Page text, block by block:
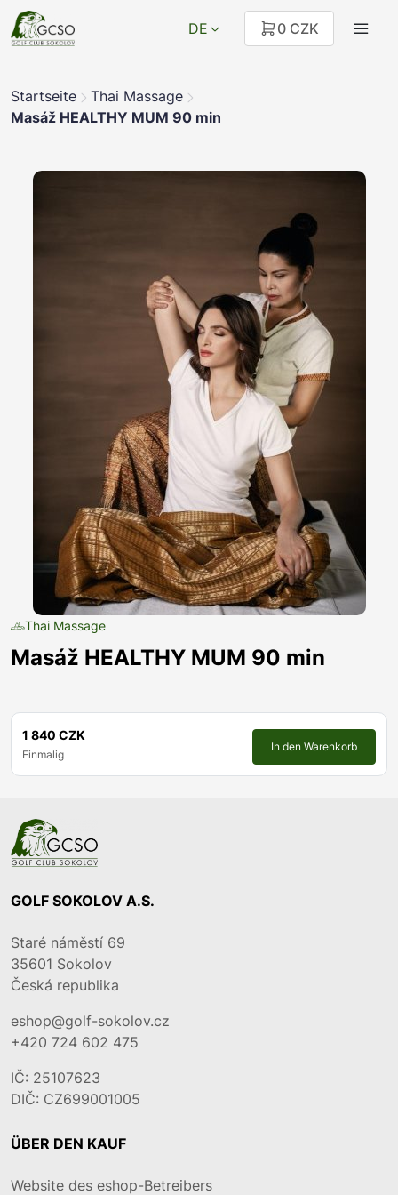
DE 0 CZK
Startseite
Thai Massage
Masáž HEALTHY MUM 90 min
Thai Massage
Masáž HEALTHY MUM 90 min
1 840 CZK
Einmalig
In den Warenkorb
GOLF SOKOLOV A.S.
Staré náměstí 69
35601 Sokolov
Česká republika
eshop@golf-sokolov.cz
+420 724 602 475
IČ: 25107623
DIČ: CZ699001005
ÜBER DEN KAUF
Website des eshop-Betreibers